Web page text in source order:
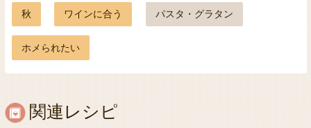
秋 ワインに合う パスタ・グラタン
ホメられたい
関連レシピ